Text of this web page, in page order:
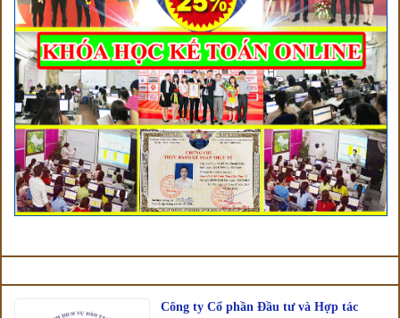
Công ty Cổ phần Đầu tư và Hợp tác